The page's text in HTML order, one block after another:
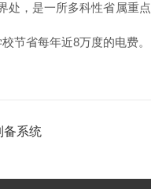
处，是一所多科性省属重
节省每年近8万度的电费。
备系统